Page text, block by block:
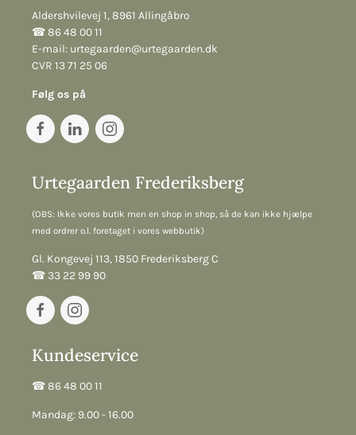
Aldershvilevej 1, 8961 Allingåbro
☎︎ 86 48 00 11
E-mail: urtegaarden@urtegaarden.dk
CVR 13 71 25 06
Følg os på
Urtegaarden Frederiksberg
(OBS: Ikke vores butik men en shop in shop, så de kan ikke hjælpe
med ordrer o.l. foretaget i vores webbutik)
Gl. Kongevej 113, 1850 Frederiksberg C
☎︎ 33 22 99 90
Kundeservice
☎︎ 86 48 00 11
Mandag: 9.00 - 16.00